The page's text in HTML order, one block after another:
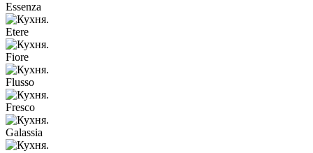
Essenza
Etere
Fiore
Flusso
Fresco
Galassia